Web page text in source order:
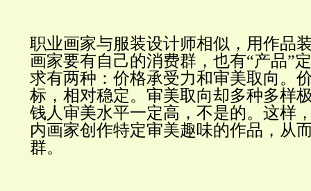
职业画家与服装设计师相似，用作品
画家要有自己的消费群，也有“产品”
求有两种：价格承受力和审美取向。
标，相对稳定。审美取向却多种多样
钱人审美水平一定高，不是的。这样
内画家创作特定审美趣味的作品，从
群。